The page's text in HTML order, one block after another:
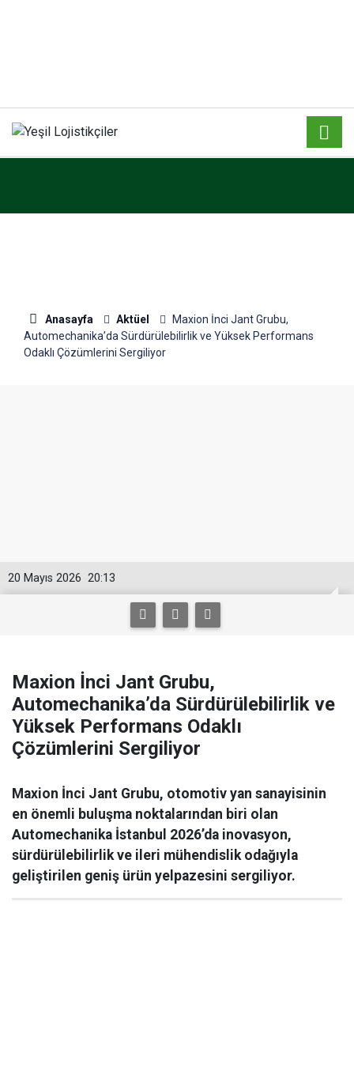
Anasayfa Aktüel
Maxion İnci Jant Grubu,
Automechanika’da Sürdürülebilirlik ve Yüksek Performans
Odaklı Çözümlerini Sergiliyor
20:13
20 Mayıs 2026
Maxion İnci Jant Grubu,
Automechanika’da Sürdürülebilirlik ve
Yüksek Performans Odaklı
Çözümlerini Sergiliyor
Maxion İnci Jant Grubu, otomotiv yan sanayisinin
en önemli buluşma noktalarından biri olan
Automechanika İstanbul 2026’da inovasyon,
sürdürülebilirlik ve ileri mühendislik odağıyla
geliştirilen geniş ürün yelpazesini sergiliyor.